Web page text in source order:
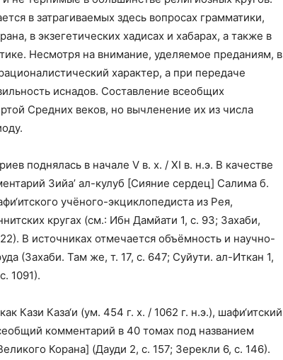
в затрагиваемых здесь вопросах грамматики,
в экзегетических хадисах и хабарах, а также в
Несмотря на внимание, уделяемое преданиям, в
характер, а при передаче
иснадов. Составление всеобщих
Средних веков, но вычленение их из числа
поднялась в начале V в. х. / XI в. н.э. В качестве
Зийа’ ал-кулуб [Сияние сердец] Салима б.
учёного-экциклопедиста из Рея,
кругах (см.: Ибн Дамйати 1, с. 93; Захаби,
В источниках отмечается объёмность и научно-
(Захаби. Там же, т. 17, с. 647; Суйути. ал-Иткан 1,
1091).
Кази Каза‘и (ум. 454 г. х. / 1062 г. н.э.), шафи‘итский
комментарий в 40 томах под названием
Корана] (Дауди 2, с. 157; Зерекли 6, с. 146).